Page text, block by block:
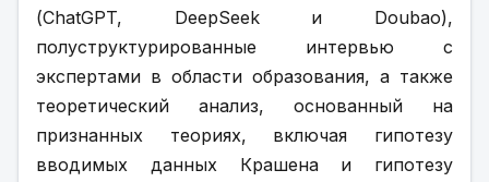
(ChatGPT, DeepSeek и Doubao),
полуструктурированные интервью с
экспертами в области образования, а также
теоретический анализ, основанный на
признанных теориях, включая гипотезу
вводимых данных Крашена и гипотезу